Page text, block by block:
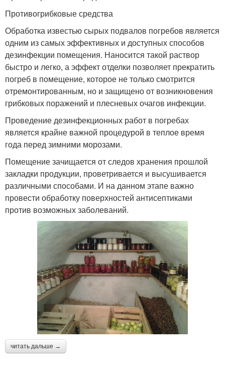
Противогрибковые средства
Обработка известью сырых подвалов погребов является
одним из самых эффективных и доступных способов
дезинфекции помещения. Наносится такой раствор
быстро и легко, а эффект отделки позволяет прекратить
погреб в помещение, которое не только смотрится
отремонтированным, но и защищено от возникновения
грибковых поражений и плесневых очагов инфекции.
Проведение дезинфекционных работ в погребах
является крайне важной процедурой в теплое время
года перед зимними морозами.
Помещение зачищается от следов хранения прошлой
закладки продукции, проветривается и высушивается
различными способами. И на данном этапе важно
провести обработку поверхностей антисептиками
против возможных заболеваний.
читать дальше →